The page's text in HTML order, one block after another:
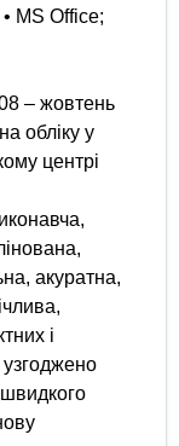
MS Оffice;
– жовтень
обліку у
центрі
акуратна,
і
узгоджено
швидкого